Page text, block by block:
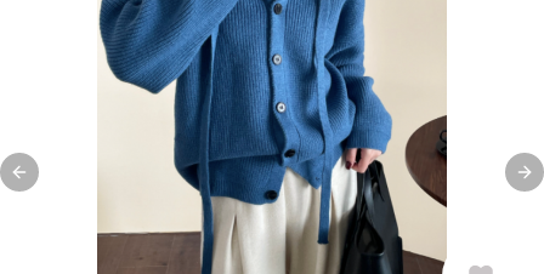
Previous slide